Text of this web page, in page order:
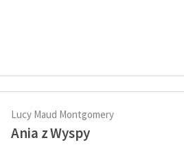
Lucy Maud Montgomery
Ania z Wyspy